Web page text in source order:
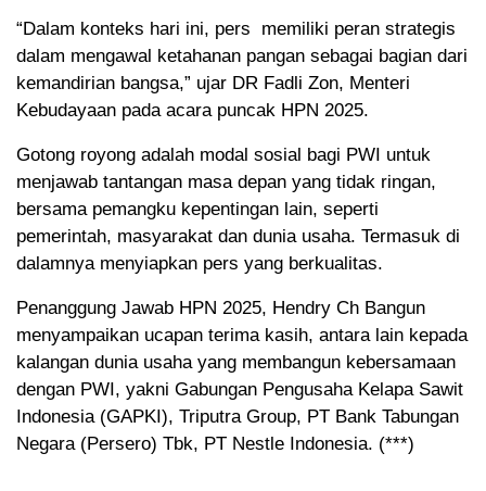
“Dalam konteks hari ini, pers memiliki peran strategis
dalam mengawal ketahanan pangan sebagai bagian dari
kemandirian bangsa,” ujar DR Fadli Zon, Menteri
Kebudayaan pada acara puncak HPN 2025.
Gotong royong adalah modal sosial bagi PWI untuk
menjawab tantangan masa depan yang tidak ringan,
bersama pemangku kepentingan lain, seperti
pemerintah, masyarakat dan dunia usaha. Termasuk di
dalamnya menyiapkan pers yang berkualitas.
Penanggung Jawab HPN 2025, Hendry Ch Bangun
menyampaikan ucapan terima kasih, antara lain kepada
kalangan dunia usaha yang membangun kebersamaan
dengan PWI, yakni Gabungan Pengusaha Kelapa Sawit
Indonesia (GAPKI), Triputra Group, PT Bank Tabungan
Negara (Persero) Tbk, PT Nestle Indonesia. (***)